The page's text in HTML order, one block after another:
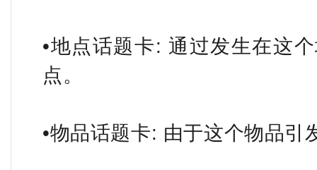
•地点话题卡: 通过发生在这
点。
•物品话题卡: 由于这个物品引